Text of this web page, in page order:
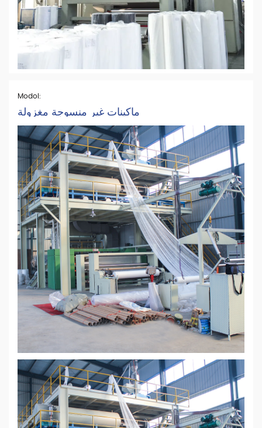
Modol:
ماكينات غير منسوجة مغزولة